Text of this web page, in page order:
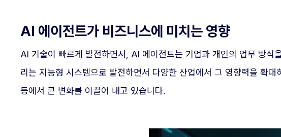
AI 에이전트가 비즈니스에 미치는 영향
AI 기술이 빠르게 발전하면서, AI 에이전트는 기업과 개인의 업무 방식
리는 지능형 시스템으로 발전하면서 다양한 산업에서 그 영향력을 확
등에서 큰 변화를 이끌어 내고 있습니다.